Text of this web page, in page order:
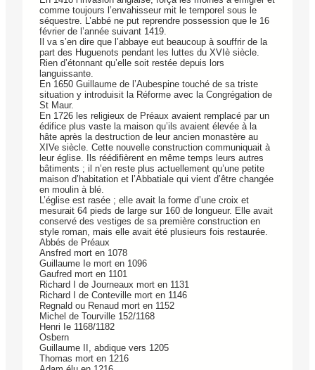
comme toujours l’envahisseur mit le temporel sous le
séquestre. L’abbé ne put reprendre possession que le 16
février de l’année suivant 1419.
Il va s’en dire que l’abbaye eut beaucoup à souffrir de la
part des Huguenots pendant les luttes du XVIè siècle.
Rien d’étonnant qu’elle soit restée depuis lors
languissante.
En 1650 Guillaume de l’Aubespine touché de sa triste
situation y introduisit la Réforme avec la Congrégation de
St Maur.
En 1726 les religieux de Préaux avaient remplacé par un
édifice plus vaste la maison qu’ils avaient élevée à la
hâte après la destruction de leur ancien monastère au
XIVe siècle. Cette nouvelle construction communiquait à
leur église. Ils réédifièrent en même temps leurs autres
bâtiments ; il n’en reste plus actuellement qu’une petite
maison d’habitation et l’Abbatiale qui vient d’être changée
en moulin à blé.
L’église est rasée ; elle avait la forme d’une croix et
mesurait 64 pieds de large sur 160 de longueur. Elle avait
conservé des vestiges de sa première construction en
style roman, mais elle avait été plusieurs fois restaurée.
Abbés de Préaux
Ansfred mort en 1078
Guillaume Ie mort en 1096
Gaufred mort en 1101
Richard I de Journeaux mort en 1131
Richard I de Conteville mort en 1146
Regnald ou Renaud mort en 1152
Michel de Tourville 152/1168
Henri Ie 1168/1182
Osbern
Guillaume II, abdique vers 1205
Thomas mort en 1216